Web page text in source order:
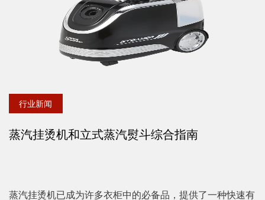
行业新闻
蒸汽挂烫机和立式蒸汽熨斗综合指南
蒸汽挂烫机已成为许多衣柜中的必备品，提供了一种快速有